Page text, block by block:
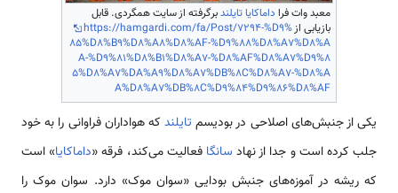
معبد وات فرا داماکایا تایلندبرگرفته از سایت همگردی. قابل
بازیابی ازhttps://hamgardi.com/fa/Post/7294-%D9%
85%D8%B9%D8%A8%D8%AF-%D9%88%D8%A7%D8%A
A-%D9%81%D8%B1%D8%A7-%D8%AF%D8%A7%D9%8
5%D8%A7%DA%A9%D8%A7%DB%8C%D8%A7-%D8%A
A%D8%A7%DB%8C%D9%84%D9%86%D8%AF
یکی از جنبش‌های اصلاحی در بودیسم تایلند که هواداران فراوانی را به خود
جلب کرده است و جدا از نهاد سانگا فعالیت می‌کند، فرقه «داماکایا» است
که ریشه در آموزه‌های جنبش بودایی «سوان موک» دارد. سوان موک را